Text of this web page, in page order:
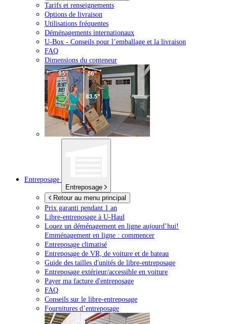
Tarifs et renseignements
Options de livraison
Utilisations fréquentes
Déménagements internationaux
U-Box - Conseils pour l’emballage et la livraison
FAQ
Dimensions du conteneur
Entreposage
Entreposage
Retour au menu principal
Prix garanti pendant 1 an
Libre-entreposage à U-Haul
Louez un déménagement en ligne aujourd’hui!
Emménagement en ligne : commencer
Entreposage climatisé
Entreposage de VR, de voiture et de bateau
Guide des tailles d'unités de libre-entreposage
Entreposage extérieur/accessible en voiture
Payer ma facture d'entreposage
FAQ
Conseils sur le libre-entreposage
Fournitures d’entreposage